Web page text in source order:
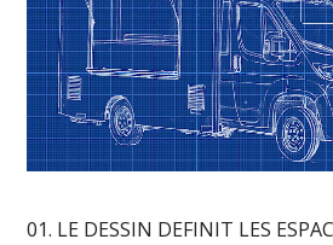
01. LE DESSIN DEFINIT LES